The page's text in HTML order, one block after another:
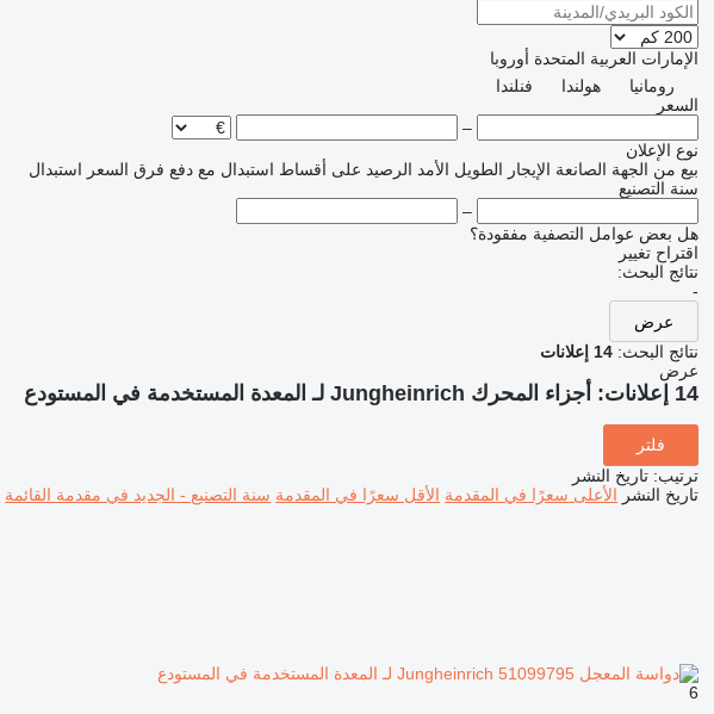
الإمارات العربية المتحدة أوروبا
رومانيا
هولندا
فنلندا
السعر
–
نوع الإعلان
بيع من الجهة الصانعة الإيجار الطويل الأمد الرصيد على أقساط استبدال مع دفع فرق السعر استبدال
سنة التصنيع
–
هل بعض عوامل التصفية مفقودة؟
اقتراح تغيير
نتائج البحث:
-
عرض
نتائج البحث: 14 إعلانات
عرض
14 إعلانات: أجزاء المحرك Jungheinrich لـ المعدة المستخدمة في المستودع
فلتر
ترتيب: تاريخ النشر
تاريخ النشر الأعلى سعرًا في المقدمة الأقل سعرًا في المقدمة سنة التصنيع - الجديد في مقدمة القائمة
6